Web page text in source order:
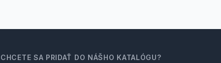
CHCETE SA PRIDAŤ DO NÁŠHO KATALÓGU?